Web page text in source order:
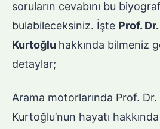
soruların cevabını bu
bulabileceksiniz. İşte Prof.
Kurtoğlu hakkında bilmeniz
detaylar;
Arama motorlarında Prof.
Kurtoğlu’nun hayatı